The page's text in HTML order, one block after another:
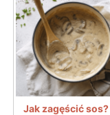
Jak zagęścić sos?